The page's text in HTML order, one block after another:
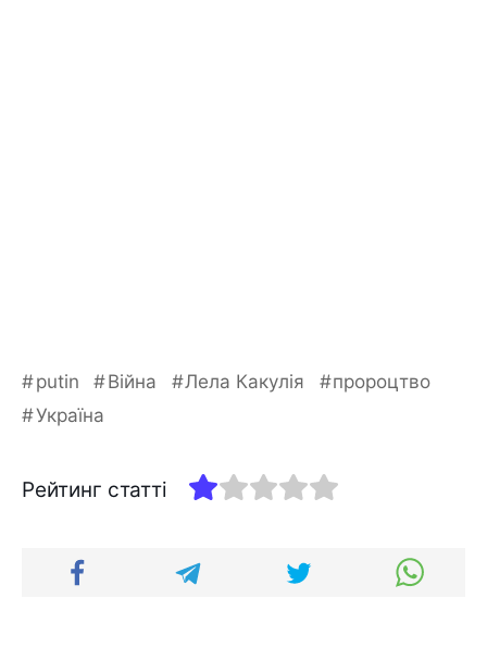
putin Війна Лела Какулія
пророцтво
Україна
Рейтинг статті